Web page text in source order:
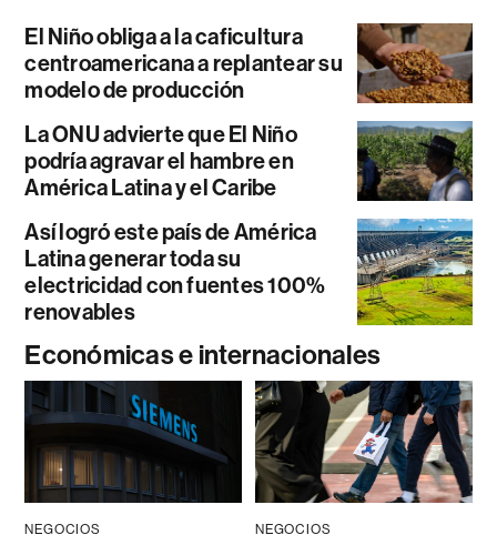
El Niño obliga a la caficultura
centroamericana a replantear su
modelo de producción
La ONU advierte que El Niño
podría agravar el hambre en
América Latina y el Caribe
Así logró este país de América
Latina generar toda su
electricidad con fuentes 100%
renovables
Económicas e internacionales
NEGOCIOS NEGOCIOS